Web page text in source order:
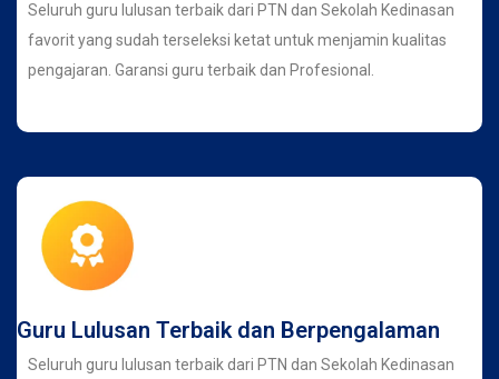
Seluruh guru lulusan terbaik dari PTN dan Sekolah Kedinasan
favorit yang sudah terseleksi ketat untuk menjamin kualitas
pengajaran. Garansi guru terbaik dan Profesional.
Guru Lulusan Terbaik dan Berpengalaman
Seluruh guru lulusan terbaik dari PTN dan Sekolah Kedinasan